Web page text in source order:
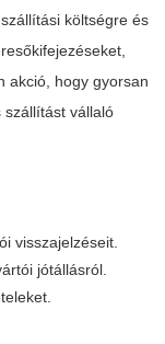
költségre és
akció, hogy gyorsan
szállítást vállaló
visszajelzéseit.
jótállásról.